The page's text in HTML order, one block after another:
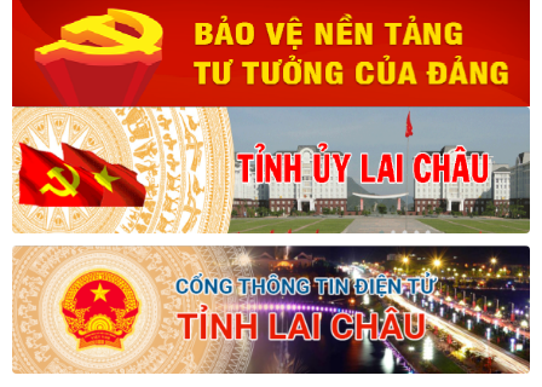
Số:1453/VPUBND-HCQT
Tên:(Công văn V/v định hướng nội dung phổ biến, giáo dục
pháp luật tháng 8 năm 2026)
Ngày ban hành: (29/07/2026)